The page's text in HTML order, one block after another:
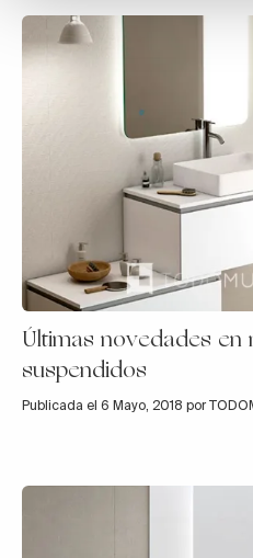
Últimas novedades en
suspendidos
Publicada el 6 Mayo, 2018 por